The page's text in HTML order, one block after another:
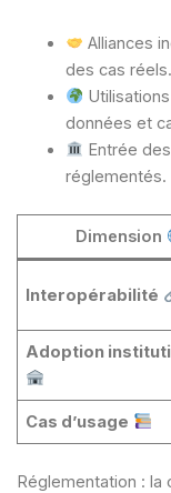
Alliances
des cas réels.
données et
Entrée
réglementés.
Dimension
Interopérabilité
Adoption
Cas d’usage
Réglementation : la